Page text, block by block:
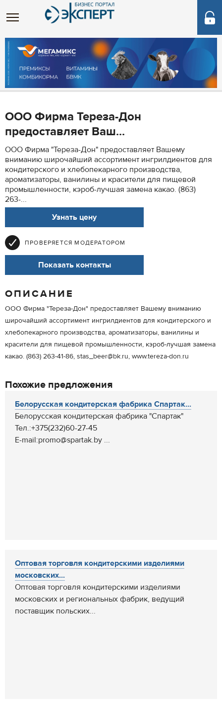
ООО Фирма Тереза-Дон
предоставляет Ваш...
ООО Фирма "Тереза-Дон" предоставляет Вашему
вниманию широчайший ассортимент ингрилдиентов для
кондитерского и хлебопекарного производства,
ароматизаторы, ванилины и красители для пищевой
промышленности, кэроб-лучшая замена какао. (863)
263-...
Узнать цену
ПРОВЕРЯЕТСЯ МОДЕРАТОРОМ
Показать контакты
ОПИСАНИЕ
ООО Фирма "Тереза-Дон" предоставляет Вашему вниманию
широчайший ассортимент ингрилдиентов для кондитерского и
хлебопекарного производства, ароматизаторы, ванилины и
красители для пищевой промышленности, кэроб-лучшая замена
какао. (863) 263-41-86, stas_beer@bk.ru, www.tereza-don.ru
Похожие предложения
Белорусская кондитерская фабрика Спартак...
Белорусская кондитерская фабрика "Спартак"
Тел.:+375(232)60-27-45
E-mail:promo@spartak.by ...
Оптовая торговля кондитерскими изделиями
московских...
Оптовая торговля кондитерскими изделиями
московских и региональных фабрик, ведущий
поставщик польских...